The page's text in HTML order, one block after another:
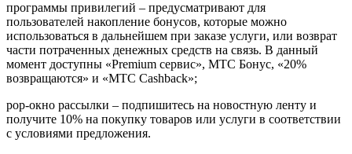
программы привилегий – предусматривают для
пользователей накопление бонусов, которые можно
использоваться в дальнейшем при заказе услуги, или возврат
части потраченных денежных средств на связь. В данный
момент доступны «Premium сервис», МТС Бонус, «20%
возвращаются» и «МТС Cashback»;
pop-окно рассылки – подпишитесь на новостную ленту и
получите 10% на покупку товаров или услуги в соответствии
с условиями предложения.